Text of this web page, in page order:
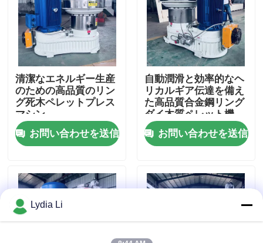
企業情報
会社案内
品質管理
お問い合わせ
餌の製造所機械
清潔なエネルギー生産
のための高品質のリン
グ死木ペレットプレス
マシン
お問い合わせを送信
自動潤滑と効率的なヘ
リカルギア伝達を備え
た高品質合金鋼リング
ダイ木質ペレット機
お問い合わせを送信
Lydia Li